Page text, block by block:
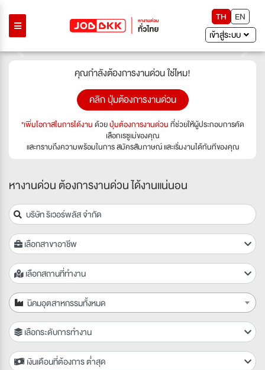
TH
EN
เข้าสู่ระบบ
Previous
Next
คุณกำลังต้องการงานด่วน ใช่ไหม!
คลิก ปุ่มต้องการงานด่วน
*เพิ่มโอกาสในการได้งานด้วยปุ่มต้องการงานด่วนที่ช่วยให้ผู้ประกอบการคัด
เลือกเรซูเม่ของคุณ
และทราบถึงความพร้อมในการ สมัครสัมภาษณ์ และเริ่มงานได้ทันทีของคุณ
หางานด่วน ต้องการงานด่วน ได้งานแน่นอน
เลือกสาขาอาชีพ
เลือกสถานที่ทำงาน
นิคมอุตสาหกรรมทั้งหมด
เลือกระดับการทำงาน
เงินเดือนที่ต้องการ ต่ำสุด